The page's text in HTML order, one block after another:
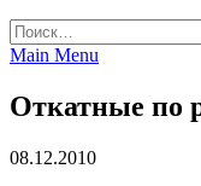
Найти:
Main Menu
Откатные по
08.12.2010